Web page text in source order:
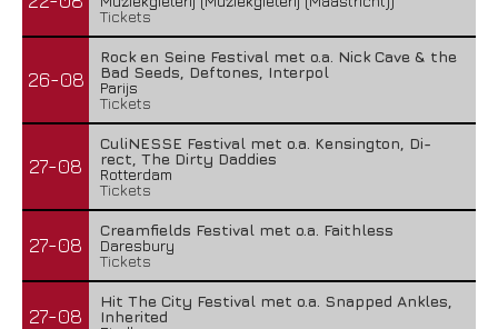
Tickets
26-08
Rock en Seine Festival met o.a. Nick Cave & the
Bad Seeds, Deftones, Interpol
Parijs
Tickets
27-08
CuliNESSE Festival met o.a. Kensington, Di-
rect, The Dirty Daddies
Rotterdam
Tickets
27-08
Creamfields Festival met o.a. Faithless
Daresbury
Tickets
27-08
Hit The City Festival met o.a. Snapped Ankles,
Inherited